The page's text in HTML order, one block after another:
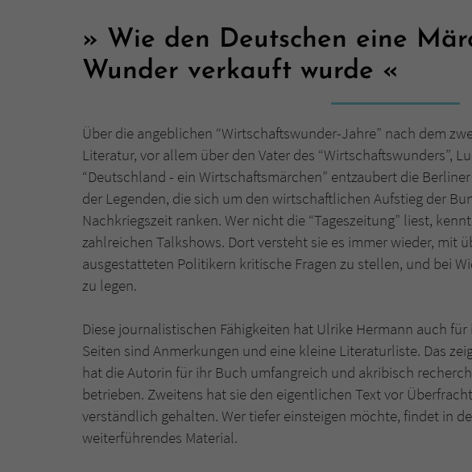
Wie den Deutschen eine
Wunder verkauft wurde
Über die angeblichen “Wirtschaftswunder-Jahre” nach dem
Literatur, vor allem über den Vater des “Wirtschaftswunders”,
“Deutschland - ein Wirtschaftsmärchen” entzaubert die
der Legenden, die sich um den wirtschaftlichen Aufstieg der
Nachkriegszeit ranken. Wer nicht die “Tageszeitung” liest,
zahlreichen Talkshows. Dort versteht sie es immer wieder, mit
ausgestatteten Politikern kritische Fragen zu stellen, und bei
zu legen.
Diese journalistischen Fähigkeiten hat Ulrike Hermann auch
Seiten sind Anmerkungen und eine kleine Literaturliste. Das
hat die Autorin für ihr Buch umfangreich und akribisch
betrieben. Zweitens hat sie den eigentlichen Text vor
verständlich gehalten. Wer tiefer einsteigen möchte, findet in
weiterführendes Material.
Name
Anbieter
Zweck
Name
Anbieter
Laufzeit
Zweck